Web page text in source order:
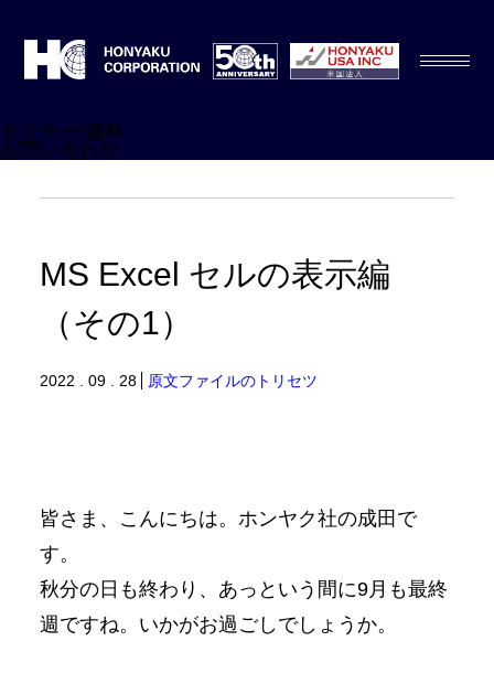
セミナー/資料
お問い合わせ
MS Excel セルの表示編
（その1）
2022 . 09 . 28 原文ファイルのトリセツ
皆さま、こんにちは。ホンヤク社の成田で
す。
秋分の日も終わり、あっという間に9月も最終
週ですね。いかがお過ごしでしょうか。